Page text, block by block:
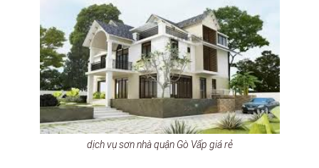
dịch vụ sơn nhà quận Gò Vấp giá rẻ